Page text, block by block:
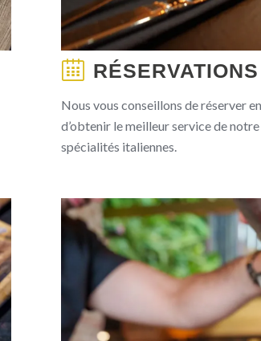
RÉSERVATIONS
Nous vous conseillons de réserver
d’obtenir le meilleur service de
spécialités italiennes.